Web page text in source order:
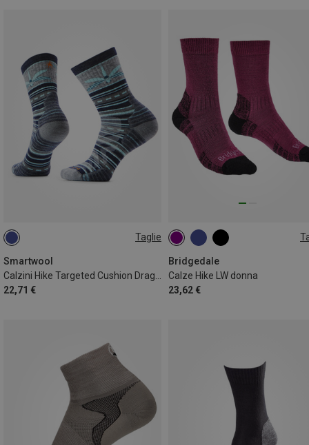
Taglie
Smartwool
22,71 €
34|35|36|37
Bridgedale
Calze Hike LW donna
23,62 €
35|36|37